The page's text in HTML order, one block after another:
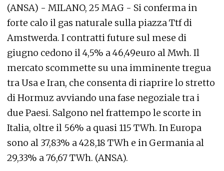
(ANSA) - MILANO, 25 MAG - Si conferma in
forte calo il gas naturale sulla piazza Ttf di
Amstwerda. I contratti future sul mese di
giugno cedono il 4,5% a 46,49euro al Mwh. Il
mercato scommette su una imminente tregua
tra Usa e Iran, che consenta di riaprire lo stretto
di Hormuz avviando una fase negoziale tra i
due Paesi. Salgono nel frattempo le scorte in
Italia, oltre il 56% a quasi 115 TWh. In Europa
sono al 37,83% a 428,18 TWh e in Germania al
29,33% a 76,67 TWh. (ANSA).